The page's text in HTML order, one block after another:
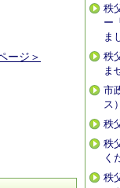
ージ＞
秩
ー
ま
秩
ま
市
ス）
秩
秩
く
秩